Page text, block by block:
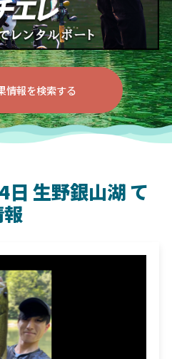
情報を検索する
生野銀山湖 て